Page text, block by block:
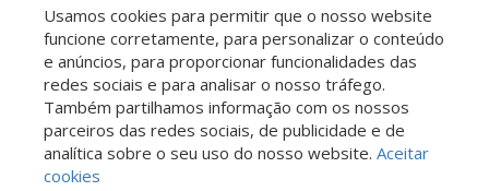
Usamos cookies para permitir que o nosso website
funcione corretamente, para personalizar o conteúdo
e anúncios, para proporcionar funcionalidades das
redes sociais e para analisar o nosso tráfego.
Também partilhamos informação com os nossos
parceiros das redes sociais, de publicidade e de
analítica sobre o seu uso do nosso website. Aceitar
cookies